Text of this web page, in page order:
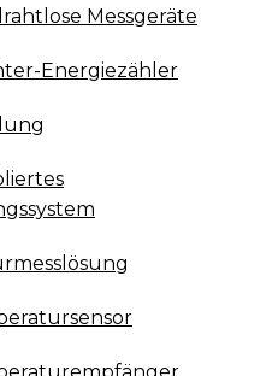
Messgeräte
Energiezähler